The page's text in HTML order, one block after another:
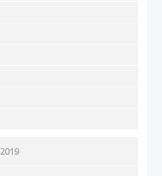
2019